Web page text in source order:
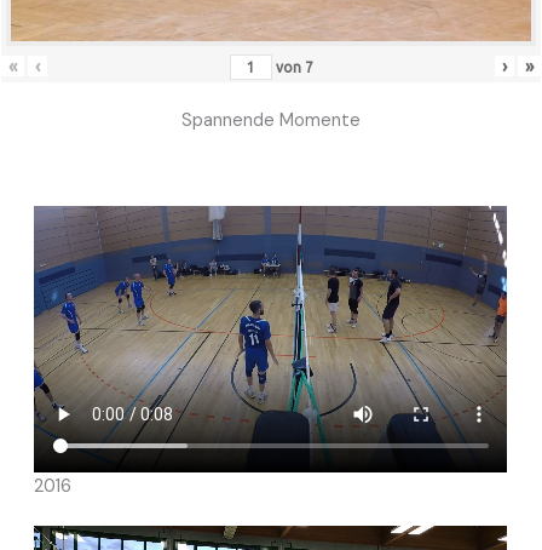
« ‹ von 7 › »
Spannende Momente
2016